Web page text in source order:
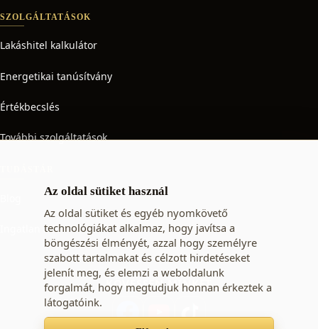
Az oldal sütiket használ
Az oldal sütiket és egyéb nyomkövető
technológiákat alkalmaz, hogy javítsa a
böngészési élményét, azzal hogy személyre
szabott tartalmakat és célzott hirdetéseket
jelenít meg, és elemzi a weboldalunk
forgalmát, hogy megtudjuk honnan érkeztek a
látogatóink.
SZOLGÁLTATÁSOK
Lakáshitel kalkulátor
Energetikai tanúsítvány
Értékbecslés
További szolgáltatások
Ingatlan adó
KÖVESSEN MINKET